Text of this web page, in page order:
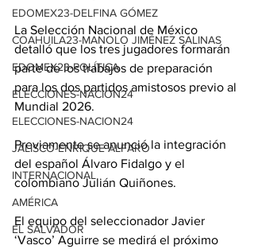
EDOMEX23-DELFINA GÓMEZ
COAHUILA23-MANOLO JIMÉNEZ SALINAS
EDOMEX23-POLÍTICA
ELECCIONES-NACION24
ELECCIONES-NACION24
JALISCO-ENRIQUE ALFARO
INTERNACIONAL
AMÉRICA
EL SALVADOR
La Selección Nacional de México
detalló que los tres jugadores formarán
parte de los trabajos de preparación
para los dos partidos amistosos previo al
Mundial 2026.
Previamente se anunció la integración
del español Álvaro Fidalgo y el
colombiano Julián Quiñones.
El equipo del seleccionador Javier
‘Vasco’ Aguirre se medirá el próximo